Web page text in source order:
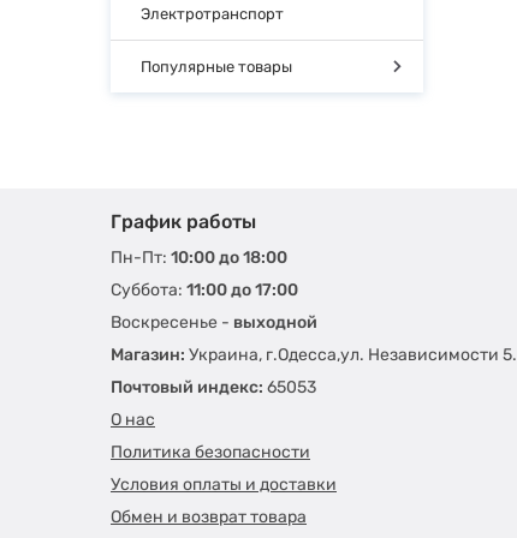
Электротранспорт
Популярные товары
График работы
Пн-Пт: 10:00 до 18:00
Суббота: 11:00 до 17:00
Воскресенье - выходной
Магазин: Украина, г.Одесса,ул. Независимости 5.
Почтовый индекс: 65053
О нас
Политика безопасности
Условия оплаты и доставки
Обмен и возврат товара